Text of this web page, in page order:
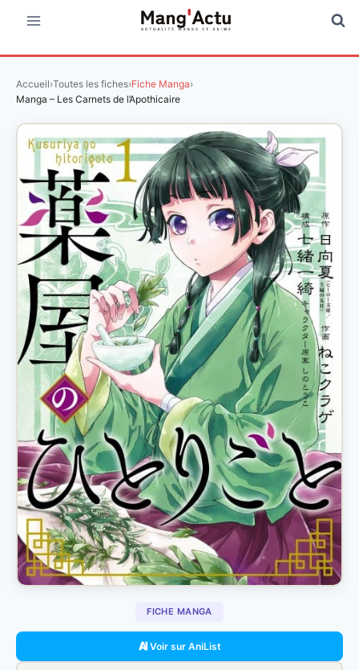
contenu
Accueil›Toutes les fiches›Fiche Manga›
Manga – Les Carnets de l’Apothicaire
FICHE MANGA
Voir sur AniList